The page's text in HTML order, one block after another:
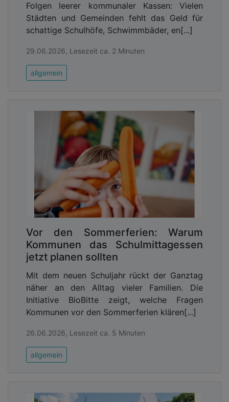
Folgen leerer kommunaler Kassen: Vielen
Städten und Gemeinden fehlt das Geld für
schattige Schulhöfe, Schwimmbäder, en[...]
29.06.2026, Lesezeit ca. 2 Minuten
allgemein
Vor den Sommerferien: Warum
Kommunen das Schulmittagessen
jetzt planen sollten
Mit dem neuen Schuljahr rückt der Ganztag
näher an den Alltag vieler Familien. Die
Initiative BioBitte zeigt, welche Fragen
Kommunen vor den Sommerferien klären[...]
26.06.2026, Lesezeit ca. 5 Minuten
allgemein